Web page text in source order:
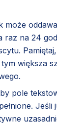
może
raz na 24
większa
pole
Jeśli